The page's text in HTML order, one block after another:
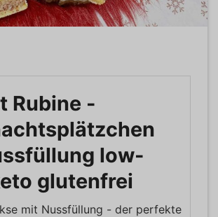
Rubine -
low-
glutenfrei
mit Nussfüllung - der perfekte